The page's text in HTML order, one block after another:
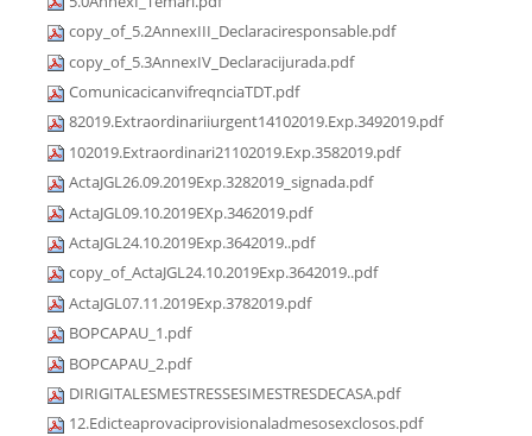
copy_of_5.2AnnexIII_Declaraciresponsable.pdf
copy_of_5.3AnnexIV_Declaracijurada.pdf
ComunicacicanvifreqnciaTDT.pdf
82019.Extraordinariiurgent14102019.Exp.3492019.pdf
102019.Extraordinari21102019.Exp.3582019.pdf
ActaJGL26.09.2019Exp.3282019_signada.pdf
ActaJGL09.10.2019EXp.3462019.pdf
ActaJGL24.10.2019Exp.3642019..pdf
copy_of_ActaJGL24.10.2019Exp.3642019..pdf
ActaJGL07.11.2019Exp.3782019.pdf
BOPCAPAU_1.pdf
BOPCAPAU_2.pdf
DIRIGITALESMESTRESSESIMESTRESDECASA.pdf
12.Edicteaprovaciprovisionaladmesosexclosos.pdf